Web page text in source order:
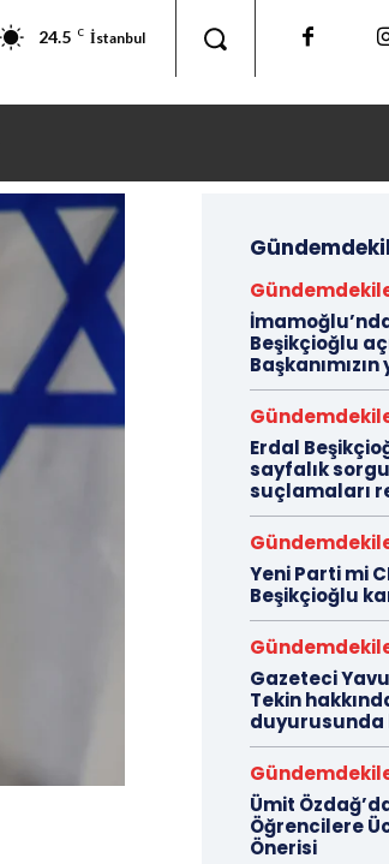
24.5 C İstanbul
Beşikçioğlu
Başkanımızın
Erdal
sayfalık
suçlamaları
Yeni Parti mi
Beşikçioğlu
Gazeteci
Tekin
Ümit
Öğrencilere
Önerisi